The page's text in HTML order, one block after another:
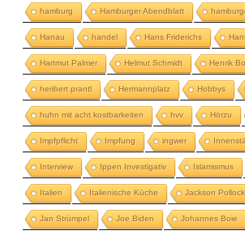
hamburg Hamburger Abendblatt
Hanau handel Hans Friderichs
Hartmut Palmer Helmut Schmidt Henrik
heribert prantl Hermannplatz Hobbys
huhn mit acht kostbarkeiten hvv Hörzu
Impfpflicht Impfung ingwer
Interview Ippen Investigativ Islamismus
Italien Italienische Küche Jackson Pollock
Jan Strümpel Joe Biden Johannes Boie